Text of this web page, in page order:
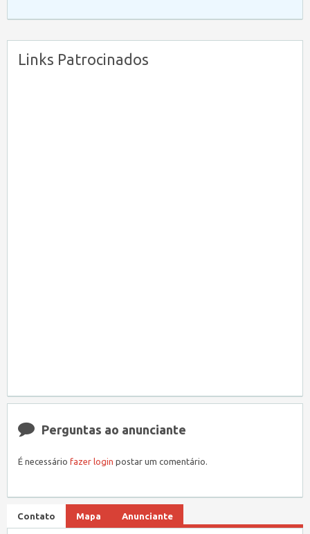
Links Patrocinados
Perguntas ao anunciante
É necessário fazer login postar um comentário.
Contato Mapa Anunciante